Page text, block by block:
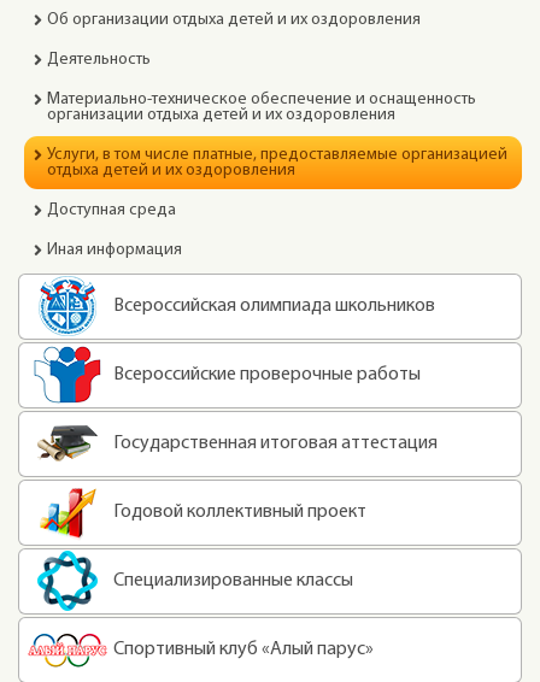
Об организации отдыха детей и их оздоровления
Деятельность
Материально-техническое обеспечение и оснащенность
организации отдыха детей и их оздоровления
Услуги, в том числе платные, предоставляемые организацией
отдыха детей и их оздоровления
Доступная среда
Иная информация
Всероссийская олимпиада школьников
Всероссийские проверочные работы
Государственная итоговая аттестация
Годовой коллективный проект
Специализированные классы
Спортивный клуб «Алый парус»